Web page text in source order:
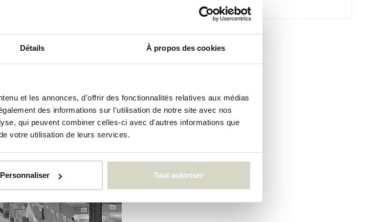
Détails À propos des cookies
et les annonces, d'offrir des fonctionnalités relatives aux médias
des informations sur l'utilisation de notre site avec nos
qui peuvent combiner celles-ci avec d'autres informations que
votre utilisation de leurs services.
Personnaliser Tout autoriser